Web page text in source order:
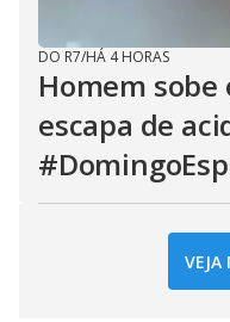
DO R7/HÁ 4 HORAS
Homem
escapa de
VEJA